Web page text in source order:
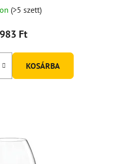
(>5 szett)
Ft
KOSÁRBA